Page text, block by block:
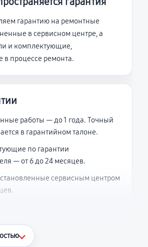
гарантию на ремонтные
в сервисном центре, а
и комплектующие,
в процессе ремонта.
работы — до 1 года. Точный
в гарантийном талоне.
по гарантии
— от 6 до 24 месяцев.
сервисным центром
гарантийным случаем